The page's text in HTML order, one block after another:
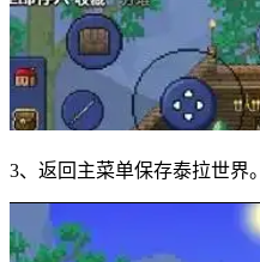
3、返回主菜单保存泰拉世界。